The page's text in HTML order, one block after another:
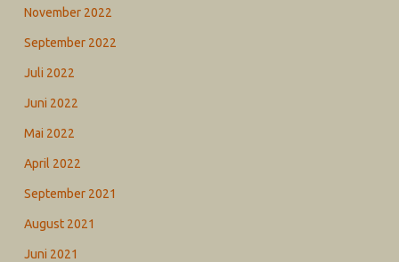
November 2022
September 2022
Juli 2022
Juni 2022
Mai 2022
April 2022
September 2021
August 2021
Juni 2021